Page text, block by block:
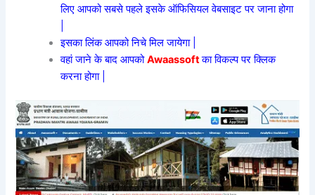
लिए आपको सबसे पहले इसके ऑफिसियल वेबसाइट पर जाना होगा
इसका लिंक आपको निचे मिल जायेगा |
वहां जाने के बाद आपकोAwaassoftका विकल्प पर क्लिक
करना होगा |